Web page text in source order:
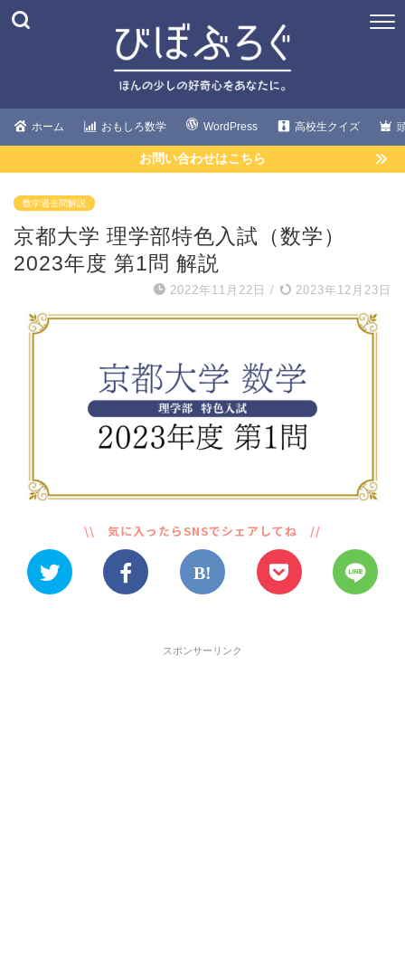
ホーム おもしろ数学 WordPress 高校生クイズ
お問い合わせはこちら
数学過去問解説
京都大学 理学部特色入試（数学）
2023年度 第1問 解説
2022年11月22日 / 2023年12月23日
スポンサーリンク